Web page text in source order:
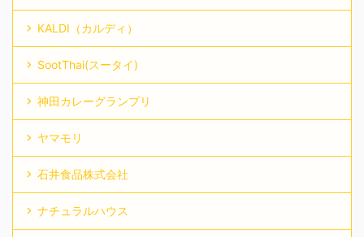
KALDI（カルディ）
SootThai(スータイ)
神田カレーグランプリ
ヤマモリ
石井食品株式会社
ナチュラルハウス